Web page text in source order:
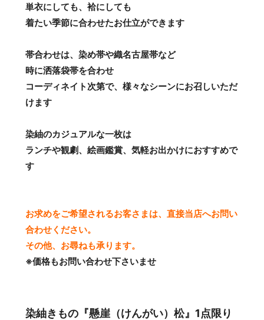
単衣にしても、袷にしても
着たい季節に合わせたお仕立ができます
帯合わせは、染め帯や織名古屋帯など
時に洒落袋帯を合わせ
コーディネイト次第で、様々なシーンにお召しいただ
けます
染紬のカジュアルな一枚は
ランチや観劇、絵画鑑賞、気軽お出かけにおすすめで
す
お求めをご希望されるお客さまは、直接当店へお問い
合わせください。
その他、お尋ねも承ります。
※価格もお問い合わせ下さいませ
染紬きもの『懸崖（けんがい）松』1点限り